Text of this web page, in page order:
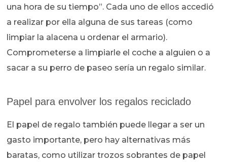
una hora de su tiempo”. Cada uno de ellos accedió
a realizar por ella alguna de sus tareas (como
limpiar la alacena u ordenar el armario).
Comprometerse a limpiarle el coche a alguien o a
sacar a su perro de paseo sería un regalo similar.
Papel para envolver los regalos reciclado
El papel de regalo también puede llegar a ser un
gasto importante, pero hay alternativas más
baratas, como utilizar trozos sobrantes de papel